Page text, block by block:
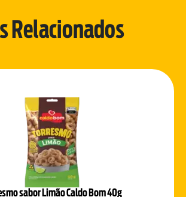
Relacionados
sabor Limão Caldo Bom 40g